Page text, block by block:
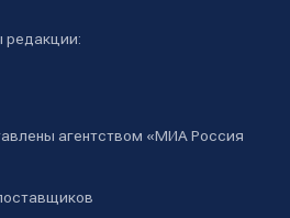
редакции:
агентством «МИА Россия